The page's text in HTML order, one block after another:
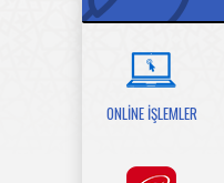
ONLİNE İŞLEMLER